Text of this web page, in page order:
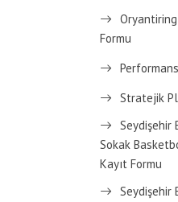
Formu
Stratejik
Seydişehir
Sokak
Kayıt Formu
Seydişehir